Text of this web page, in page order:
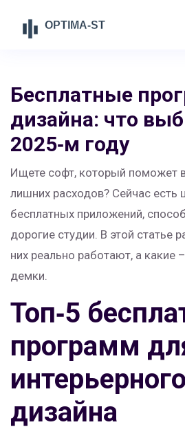
Бесплатные
дизайна: что
2025‑м году
Ищете софт, который поможет
лишних расходов? Сейчас есть
бесплатных приложений,
дорогие студии. В этой статье
них реально работают, а какие
демки.
Топ‑5
программ
интерьерного
дизайна